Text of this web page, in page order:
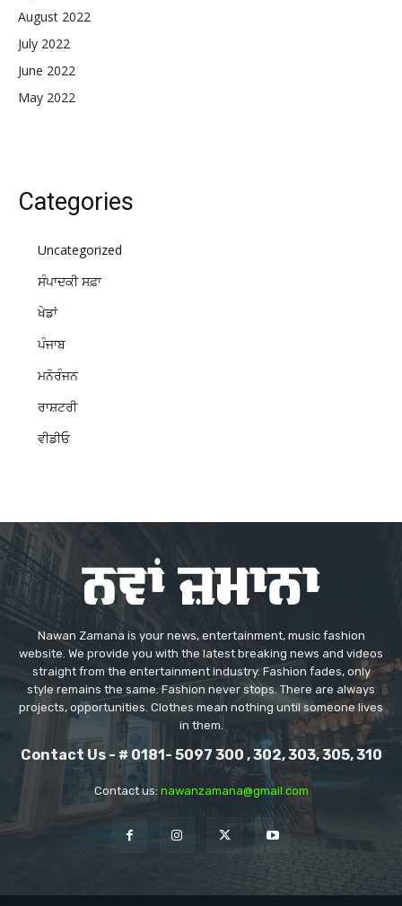
August 2022
July 2022
June 2022
May 2022
Categories
Uncategorized
ਸੰਪਾਦਕੀ ਸਫ਼ਾ
ਖੇਡਾਂ
ਪੰਜਾਬ
ਮਨੋਰੰਜਨ
ਰਾਸ਼ਟਰੀ
ਵੀਡੀਓ
Nawan Zamana is your news, entertainment, music fashion
website. We provide you with the latest breaking news and videos
straight from the entertainment industry. Fashion fades, only
style remains the same. Fashion never stops. There are always
projects, opportunities. Clothes mean nothing until someone lives
in them.
Contact Us - # 0181- 5097 300 , 302, 303, 305, 310
Contact us: nawanzamana@gmail.com